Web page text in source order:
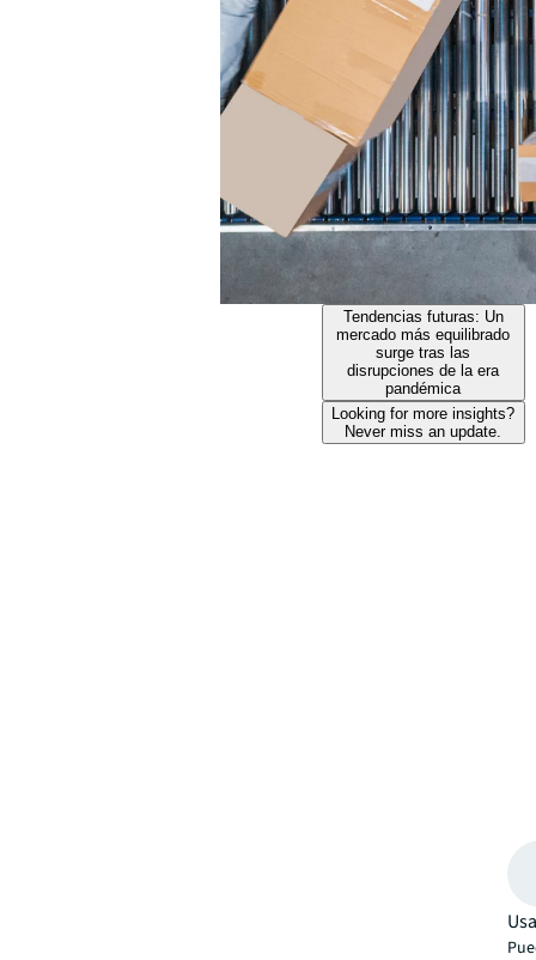
Tendencias futuras: Un
mercado más equilibrado
surge tras las
disrupciones de la era
pandémica
Looking for more insights?
Never miss an update.